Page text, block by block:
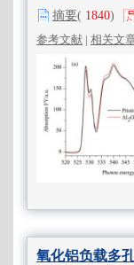
摘要( 1840)
参考文献 | 相关文
氧化铝负载多